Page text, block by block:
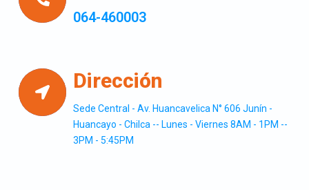
064-460003
Dirección
Sede Central - Av. Huancavelica N° 606 Junín -
Huancayo - Chilca -- Lunes - Viernes 8AM - 1PM --
3PM - 5:45PM